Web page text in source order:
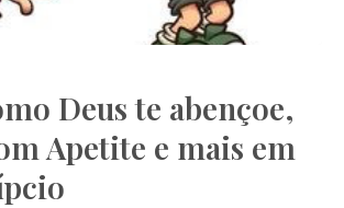
Deus te abençoe,
Apetite e mais em